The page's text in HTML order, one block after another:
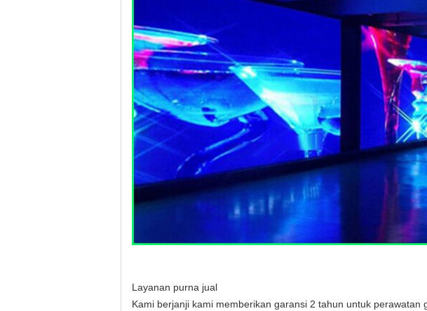
Layanan purna jual
Kami berjanji kami memberikan garansi 2 tahun untuk